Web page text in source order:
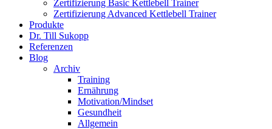
Zertifizierung Basic Kettlebell Trainer
Zertifizierung Advanced Kettlebell Trainer
Produkte
Dr. Till Sukopp
Referenzen
Blog
Archiv
Training
Ernährung
Motivation/Mindset
Gesundheit
Allgemein